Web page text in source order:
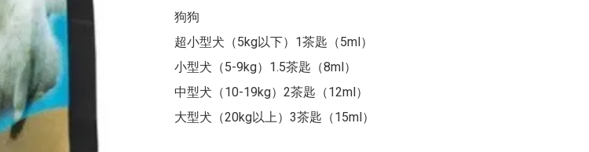
狗狗
超小型犬（5kg以下）1茶匙（5ml）
小型犬（5-9kg）1.5茶匙（8ml）
中型犬（10-19kg）2茶匙（12ml）
大型犬（20kg以上）3茶匙（15ml）